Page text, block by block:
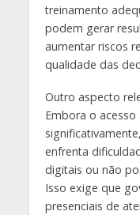
treinamento
podem gerar
aumentar riscos
qualidade das
Outro aspecto
Embora o
enfrenta
digitais ou não
Isso exige que
presenciais de